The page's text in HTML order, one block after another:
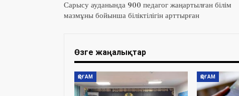
Сарысу ауданында 900 педагог жаңартылған білім
мазмұны бойынша біліктілігін арттырған
Өзге жаңалықтар
ҚОҒАМ ҚОҒАМ